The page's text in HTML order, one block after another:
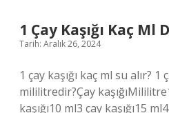
1 Çay Kaşığı Kaç Ml
Tarih: Aralık 26, 2024
1 çay kaşığı kaç ml su alır? 1
mililitredir?Çay
kaşığı10 ml3 çay kaşığı15